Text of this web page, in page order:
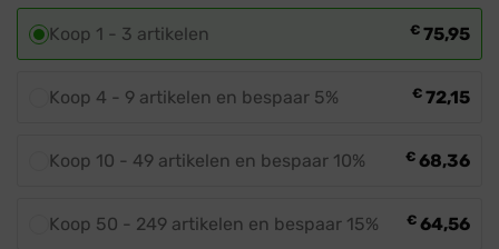
Koop 1 - 3 artikelen € 75,95
Koop 4 - 9 artikelen en bespaar 5% € 72,15
Koop 10 - 49 artikelen en bespaar 10% € 68,36
Koop 50 - 249 artikelen en bespaar 15% € 64,56